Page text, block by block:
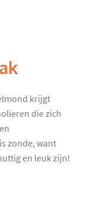
krijgt
die zich
zonde, want
en leuk zijn!